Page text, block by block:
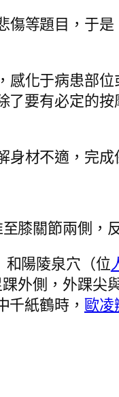
等題目，于
化于病患部
要有必定的
身材不適，完成
膝關節兩側，
和陽陵泉穴（位
外側，外踝尖
紙鶴時， 歐凌